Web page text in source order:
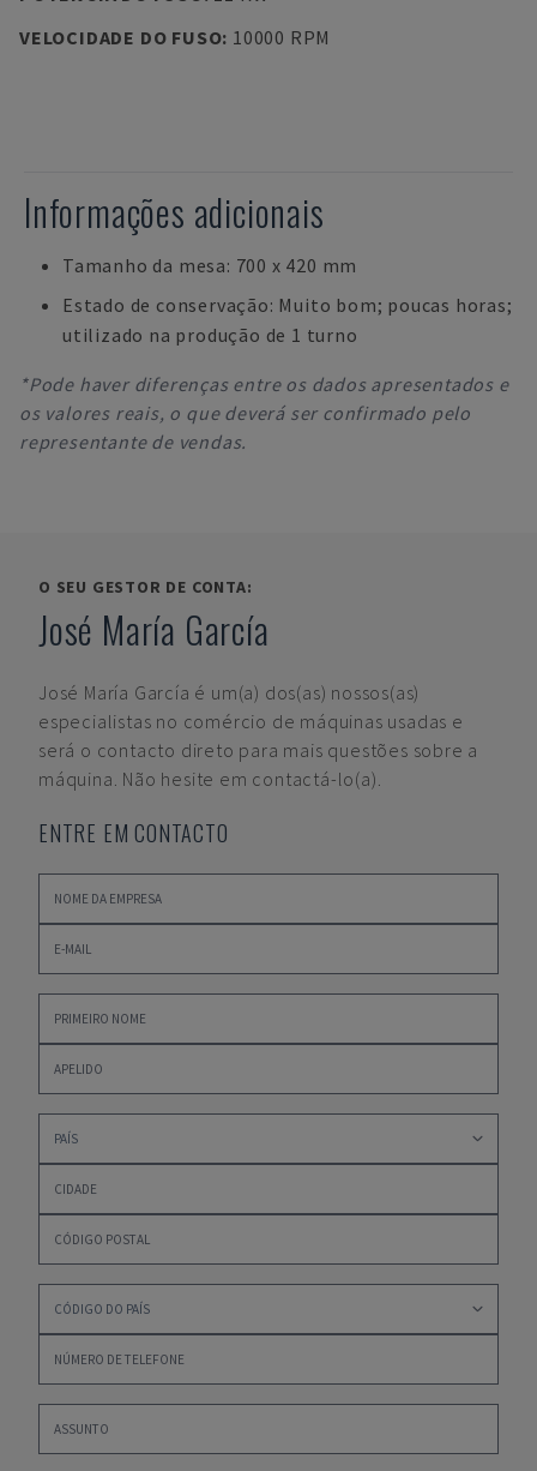
VELOCIDADE DO FUSO: 10000 RPM
Informações adicionais
Tamanho da mesa: 700 x 420 mm
Estado de conservação: Muito bom; poucas horas;
utilizado na produção de 1 turno
*Pode haver diferenças entre os dados apresentados e
os valores reais, o que deverá ser confirmado pelo
representante de vendas.
O SEU GESTOR DE CONTA:
José María García
José María García é um(a) dos(as) nossos(as)
especialistas no comércio de máquinas usadas e
será o contacto direto para mais questões sobre a
máquina. Não hesite em contactá-lo(a).
ENTRE EM CONTACTO